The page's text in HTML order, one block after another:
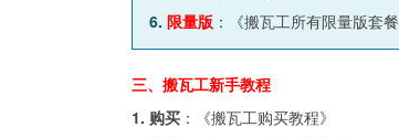
6. 限量版 ：《搬瓦工所有限量版套餐
三、搬瓦工新手教程
1. 购买 ：《搬瓦工购买教程》